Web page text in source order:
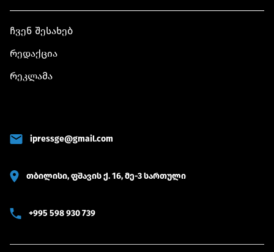
ჩვენ შესახებ
რედაქცია
რეკლამა
ipressge@gmail.com
თბილისი, ფშავის ქ. 16, მე-3 სართული
+995 598 930 739